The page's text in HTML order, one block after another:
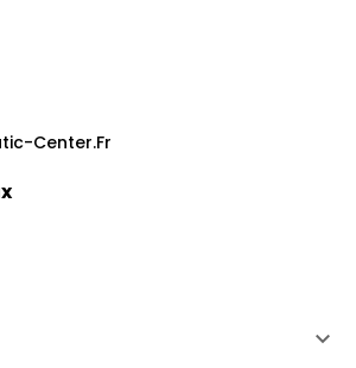
Center.fr
keyboard_arrow_down